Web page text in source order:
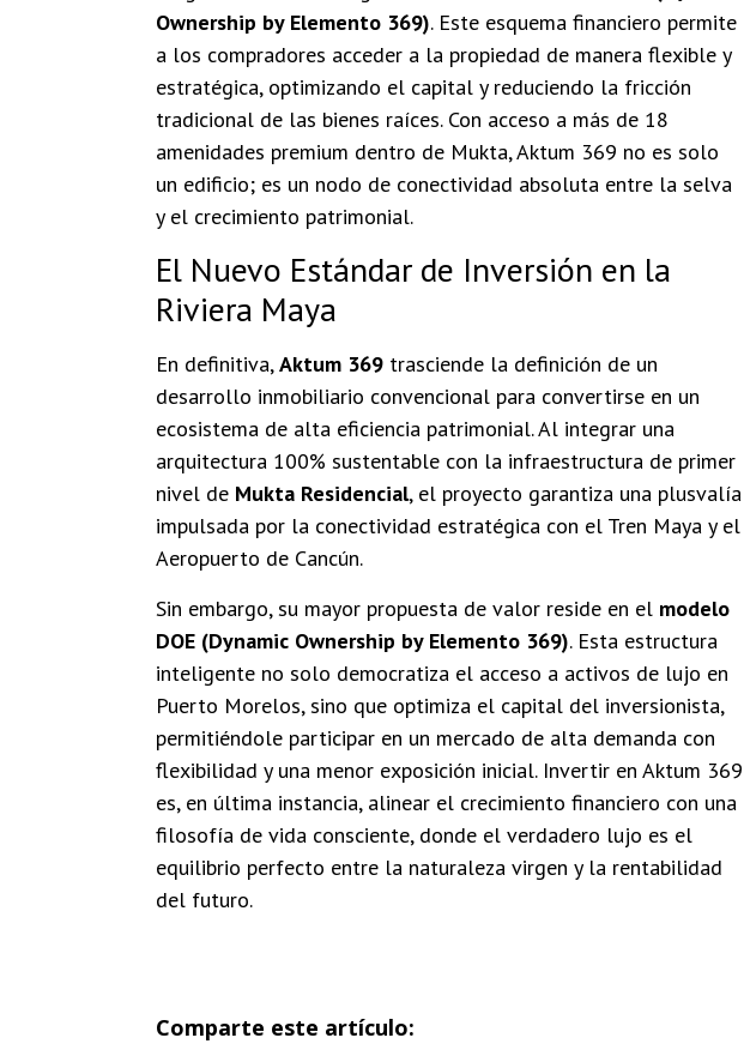
Ownership by Elemento 369). Este esquema financiero permite
a los compradores acceder a la propiedad de manera flexible y
estratégica, optimizando el capital y reduciendo la fricción
tradicional de las bienes raíces. Con acceso a más de 18
amenidades premium dentro de Mukta, Aktum 369 no es solo
un edificio; es un nodo de conectividad absoluta entre la selva
y el crecimiento patrimonial.
El Nuevo Estándar de Inversión en la
Riviera Maya
En definitiva,Aktum 369 trasciende la definición de un
desarrollo inmobiliario convencional para convertirse en un
ecosistema de alta eficiencia patrimonial. Al integrar una
arquitectura 100% sustentable con la infraestructura de primer
nivel de Mukta Residencial, el proyecto garantiza una plusvalía
impulsada por la conectividad estratégica con el Tren Maya y el
Aeropuerto de Cancún.
Sin embargo, su mayor propuesta de valor reside en el modelo
DOE (Dynamic Ownership by Elemento 369). Esta estructura
inteligente no solo democratiza el acceso a activos de lujo en
Puerto Morelos, sino que optimiza el capital del inversionista,
permitiéndole participar en un mercado de alta demanda con
flexibilidad y una menor exposición inicial. Invertir en Aktum 369
es, en última instancia, alinear el crecimiento financiero con una
filosofía de vida consciente, donde el verdadero lujo es el
equilibrio perfecto entre la naturaleza virgen y la rentabilidad
del futuro.
Comparte este artículo: